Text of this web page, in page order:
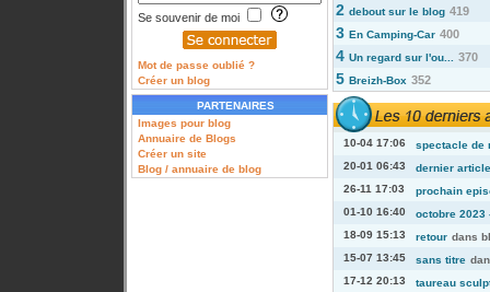
Se souvenir de moi
Mot de passe oublié ?
Créer un blog
PARTENAIRES
Images pour blog
Annuaire de Blogs
Créer un site
Blog / annuaire de blog
2 debout sur le blog 419
3 En Camping-Car 400
4 Un regard sur l'ou... 370
5 Breizh-Box 352
10-04 17:06
spectacle de
20-01 06:43
dernier
26-11 17:03
prochain
01-10 16:40
octobre 2023
18-09 15:13
retour dans
15-07 13:45
sans titre
17-12 20:13
taureau